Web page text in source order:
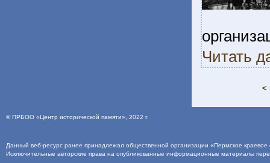
Читать
<
©ПРБОО «Центр исторической памяти» , 2022 г.
Данный веб-ресурс ранее принадлежал общественной организации «Пермское
Исключительные авторские права на опубликованные информационные материалы